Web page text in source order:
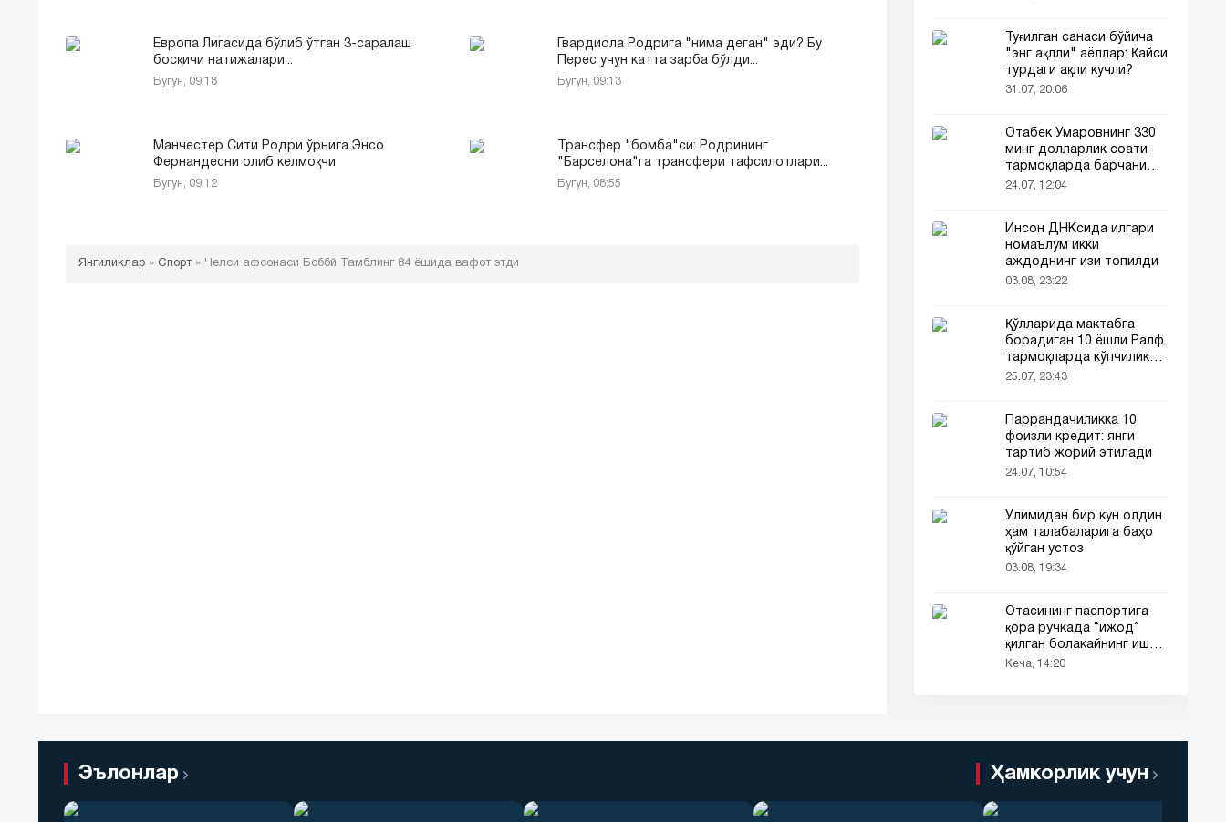
Европа Лигасида бўлиб ўтган 3-саралаш
босқичи натижалари...
Бугун, 09:18
Гвардиола Родрига "нима деган" эди? Бу
Перес учун катта зарба бўлди...
Бугун, 09:13
Манчестер Сити Родри ўрнига Энсо
Фернандесни олиб келмоқчи
Бугун, 09:12
Трансфер "бомба"си: Родрининг
"Барселона"га трансфери тафсилотлари...
Бугун, 08:55
Янгиликлар » Спорт» Челси афсонаси Боббй Тамблинг 84 ёшида вафот этди
Туғилган санаси бўйича
"энг ақлли" аёллар: Қайси
турдаги ақли кучли?
31.07, 20:06
Отабек Умаровнинг 330
минг долларлик соати
тармоқларда барчани
эътиборини тортди!
24.07, 12:04
Инсон ДНКсида илгари
номаълум икки
аждоднинг изи топилди
03.08, 23:22
Қўлларида мактабга
борадиган 10 ёшли Ралф
тармоқларда кўпчиликни
таъсирлантирди
25.07, 23:43
Паррандачиликка 10
фоизли кредит: янги
тартиб жорий этилади
24.07, 10:54
Ўлимидан бир кун олдин
ҳам талабаларига баҳо
қўйган устоз
03.08, 19:34
Отасининг паспортига
қора ручкада “ижод”
қилган болакайнинг иши
барчанинг диққатини
Кеча, 14:20
Эълонлар Ҳамкорлик учун